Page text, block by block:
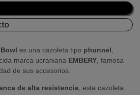
es una cazoleta tipo phunnel
marca ucraniana EMBERY , famosa
de sus accesorios.
de alta resistencia , esta cazoleta